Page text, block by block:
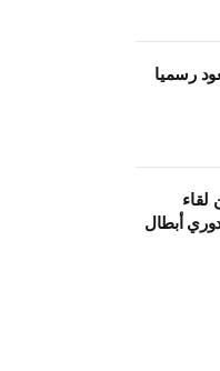
رسميا
لقاء
أبطال